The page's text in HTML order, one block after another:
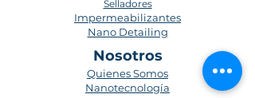
Nosotros
Impermeabilizantes
Quienes Somos
Nanotecnología
Selladores
Nano Detailing